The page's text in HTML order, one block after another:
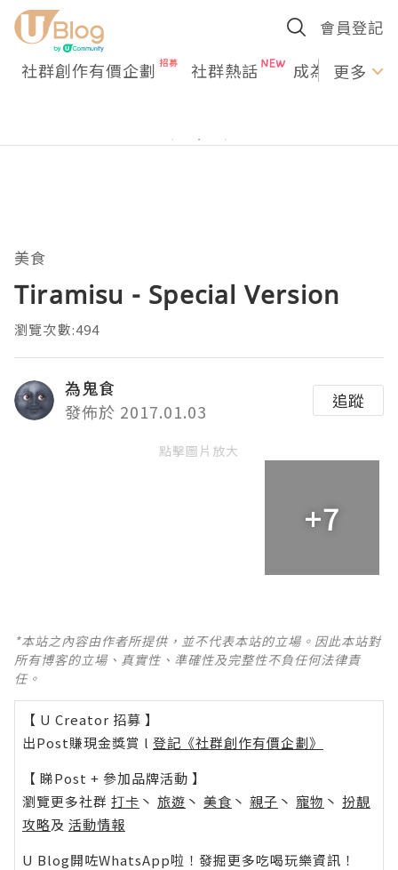
會員登記
社群創作有價企劃 社群熱話 成為U更多
美食
Tiramisu - Special Version
瀏覽次數:494
為鬼食
發佈於 2017.01.03
追蹤
點擊圖片放大
+7
*本站之內容由作者所提供，並不代表本站的立場。因此本站對
所有博客的立場、真實性、準確性及完整性不負任何法律責
任。
【 U Creator 招募 】
出Post賺現金獎賞 l 登記《社群創作有價企劃》
【 睇Post + 參加品牌活動 】
瀏覽更多社群 打卡 丶 旅遊 丶 美食 丶 親子 丶 寵物 丶 扮靚
攻略及 活動情報
U Blog開咗WhatsApp啦！發掘更多吃喝玩樂資訊！